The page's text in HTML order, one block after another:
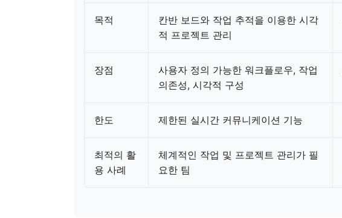
목적
칸반 보드와 작업 추적을 이용한 시각
적 프로젝트 관리
장점
사용자 정의 가능한 워크플로우, 작업
의존성, 시각적 구성
한도 제한된 실시간 커뮤니케이션 기능
최적의 활
용 사례
체계적인 작업 및 프로젝트 관리가 필
요한 팀